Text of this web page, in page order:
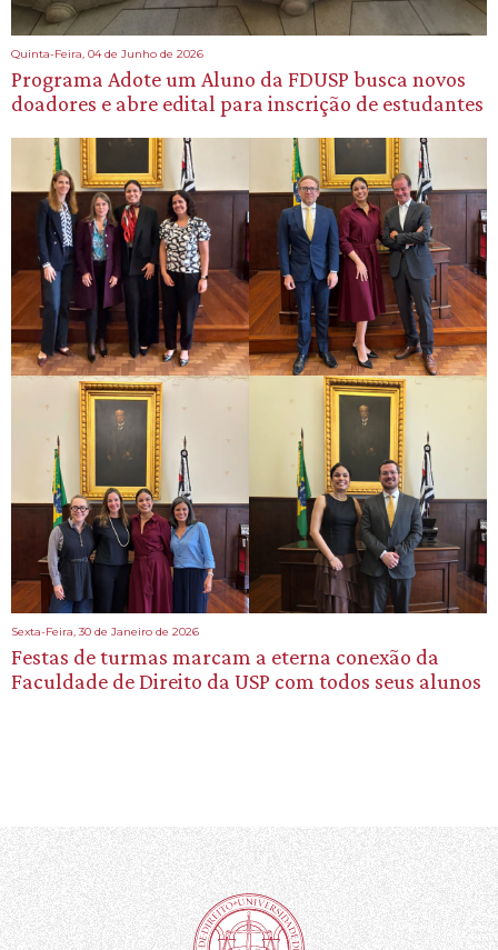
Quinta-Feira, 04 de Junho de 2026
Programa Adote um Aluno da FDUSP busca novos
doadores e abre edital para inscrição de estudantes
Sexta-Feira, 30 de Janeiro de 2026
Festas de turmas marcam a eterna conexão da
Faculdade de Direito da USP com todos seus alunos